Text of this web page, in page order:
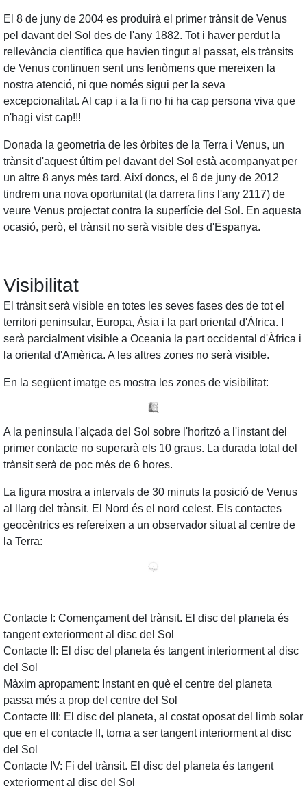
El 8 de juny de 2004 es produirà el primer trànsit de Venus
pel davant del Sol des de l'any 1882. Tot i haver perdut la
rellevància científica que havien tingut al passat, els trànsits
de Venus continuen sent uns fenòmens que mereixen la
nostra atenció, ni que només sigui per la seva
excepcionalitat. Al cap i a la fi no hi ha cap persona viva que
n'hagi vist cap!!!
Donada la geometria de les òrbites de la Terra i Venus, un
trànsit d'aquest últim pel davant del Sol està acompanyat per
un altre 8 anys més tard. Així doncs, el 6 de juny de 2012
tindrem una nova oportunitat (la darrera fins l'any 2117) de
veure Venus projectat contra la superfície del Sol. En aquesta
ocasió, però, el trànsit no serà visible des d'Espanya.
Visibilitat
El trànsit serà visible en totes les seves fases des de tot el
territori peninsular, Europa, Àsia i la part oriental d'Àfrica. I
serà parcialment visible a Oceania la part occidental d'Àfrica i
la oriental d'Amèrica. A les altres zones no serà visible.
En la següent imatge es mostra les zones de visibilitat:
A la peninsula l'alçada del Sol sobre l'horitzó a l'instant del
primer contacte no superarà els 10 graus. La durada total del
trànsit serà de poc més de 6 hores.
La figura mostra a intervals de 30 minuts la posició de Venus
al llarg del trànsit. El Nord és el nord celest. Els contactes
geocèntrics es refereixen a un observador situat al centre de
la Terra:
Contacte I: Començament del trànsit. El disc del planeta és
tangent exteriorment al disc del Sol
Contacte II: El disc del planeta és tangent interiorment al disc
del Sol
Màxim apropament: Instant en què el centre del planeta
passa més a prop del centre del Sol
Contacte III: El disc del planeta, al costat oposat del limb solar
que en el contacte II, torna a ser tangent interiorment al disc
del Sol
Contacte IV: Fi del trànsit. El disc del planeta és tangent
exteriorment al disc del Sol